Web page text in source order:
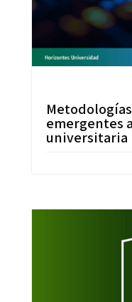
emergentes
universitaria